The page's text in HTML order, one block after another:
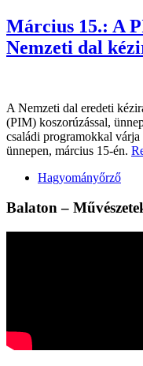
Március 15.: A
Nemzeti dal
A Nemzeti dal eredeti
(PIM) koszorúzással,
családi programokkal
ünnepen, március 15-én.
Hagyományőrző
Balaton –